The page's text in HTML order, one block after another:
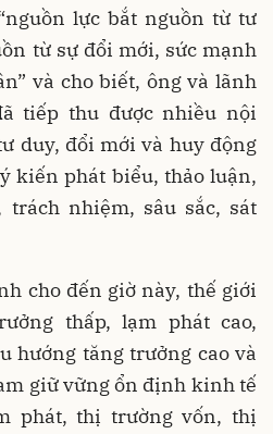
lực bắt nguồn từ tư
từ sự đổi mới, sức mạnh
và cho biết, ông và lãnh
tiếp thu được nhiều nội
duy, đổi mới và huy động
kiến phát biểu, thảo luận,
trách nhiệm, sâu sắc, sát
cho đến giờ này, thế giới
thấp, lạm phát cao,
hướng tăng trưởng cao và
giữ vững ổn định kinh tế
phát, thị trường vốn, thị